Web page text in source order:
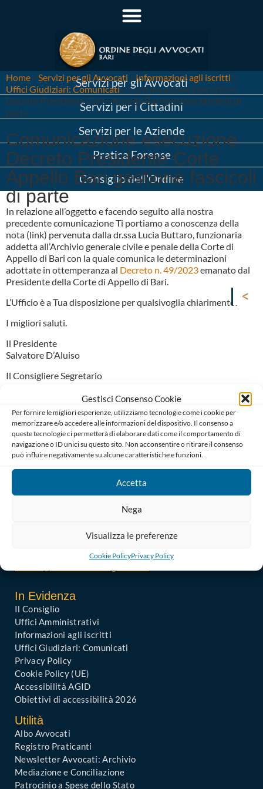
Gestisci Consenso Cookie
Per fornire le migliori esperienze, utilizziamo tecnologie come i cookie per
memorizzare e/o accedere alle informazioni del dispositivo. Il consenso a
queste tecnologie ci permetterà di elaborare dati come il comportamento di
navigazione o ID unici su questo sito. Non acconsentire o ritirare il consenso
può influire negativamente su alcune caratteristiche e funzioni.
Accetta
Nega
Visualizza le preferenze
Cookie PolicyPrivacy Policy
Servizi per gli Avvocati
Servizi per i Cittadini
Servizi per le Aziende
Pratica Forense
Consiglio dell’Ordine
Home » Servizi per gli Avvocati » Informazioni agli iscritti »
Uffici Giudiziari: Comunicati» Comunicazione esecuzione
Decreto Presidente Corte Appello Bari gestione fascicoli di
parte
Comunicazione esecuzione
Decreto Presidente Corte
Appello Bari gestione fascicoli
di parte
In relazione all’oggetto e facendo seguito alla nostra
precedente comunicazione Ti portiamo a conoscenza della
nota (link) pervenuta dalla dr.ssa Lucia Buttaro, funzionaria
addetta all’Archivio generale civile e penale della Corte di
Appello di Bari con la quale comunica le determinazioni
adottate in ottemperanza al Decreto n. 49/2023emanato dal
Presidente della Corte di Appello di Bari.
L’Ufficio è a Tua disposizione per qualsivoglia chiarimento.
I migliori saluti.
Il Presidente
Salvatore D’Aluiso
Il Consigliere Segretario
Ordine degli Avvocati di Bari
Palazzo di Giustizia, Piazza De Nicola 70123 BARI
Telefono : 080 574 91 54 / 080 527 73 24
Codice univoco di Fatturazione: UFGAKA
PEC – Posta Elettronica Certificata :
In Evidenza
Il Consiglio
Uffici Amministrativi
Informazioni agli iscritti
Uffici Giudiziari: Comunicati
Privacy Policy
Cookie Policy (UE)
Accessibilità AGID
Obiettivi di accessibilità 2026
Utilità
Albo Avvocati
Registro Praticanti
Newsletter Avvocati: Archivio
Mediazione e Conciliazione
Patrocinio a Spese dello Stato